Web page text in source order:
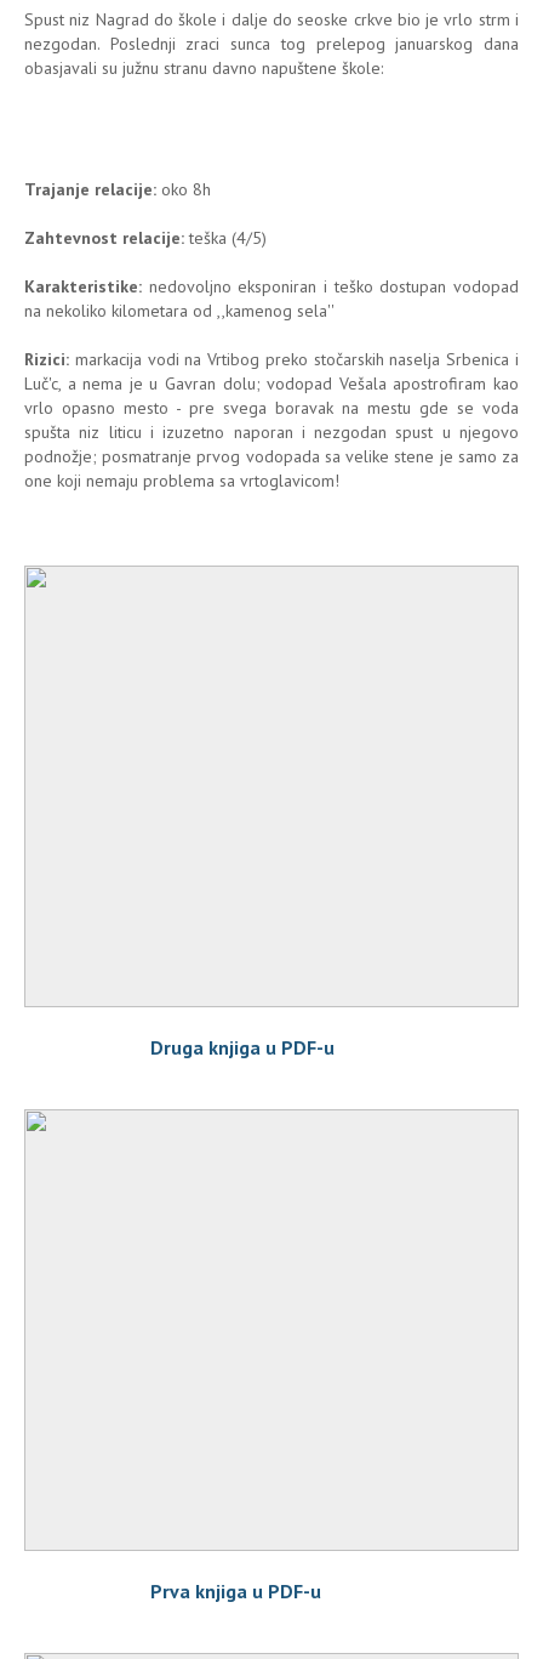
Spust niz Nagrad do škole i dalje do seoske crkve bio je vrlo strm i
nezgodan. Poslednji zraci sunca tog prelepog januarskog dana
obasjavali su južnu stranu davno napuštene škole:
Trajanje relacije: oko 8h
Zahtevnost relacije:teška (4/5)
Karakteristike: nedovoljno eksponiran i teško dostupan vodopad
na nekoliko kilometara od ,,kamenog sela''
Rizici: markacija vodi na Vrtibog preko stočarskih naselja Srbenica i
Luč'c, a nema je u Gavran dolu; vodopad Vešala apostrofiram kao
vrlo opasno mesto - pre svega boravak na mestu gde se voda
spušta niz liticu i izuzetno naporan i nezgodan spust u njegovo
podnožje; posmatranje prvog vodopada sa velike stene je samo za
one koji nemaju problema sa vrtoglavicom!
Druga knjiga u PDF-u
Prva knjiga u PDF-u